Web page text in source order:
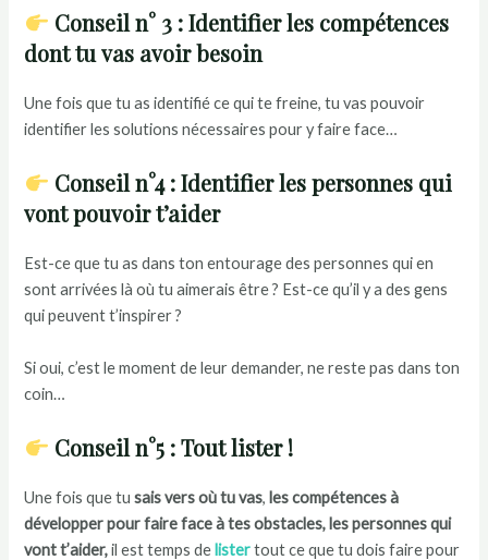
Conseil n° 3 : Identifier les compétences
dont tu vas avoir besoin
Une fois que tu as identifié ce qui te freine, tu vas pouvoir
identifier les solutions nécessaires pour y faire face…
Conseil n°4 : Identifier les personnes qui
vont pouvoir t’aider
Est-ce que tu as dans ton entourage des personnes qui en
sont arrivées là où tu aimerais être ? Est-ce qu’il y a des gens
qui peuvent t’inspirer ?
Si oui, c’est le moment de leur demander, ne reste pas dans ton
coin…
Conseil n°5 : Tout lister !
Une fois que tusais vers où tu vas, les compétences à
développer pour faire face à tes obstacles, les personnes qui
vont t’aider,il est temps de listertout ce que tu dois faire pour